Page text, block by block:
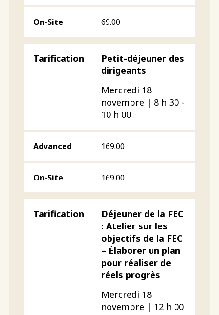
69.00
Petit-déjeuner des
dirigeants
Mercredi 18
novembre | 8 h 30 -
10 h 00
169.00
169.00
Déjeuner de la FEC
: Atelier sur les
objectifs de la FEC
– Élaborer un plan
pour réaliser de
réels progrès
Mercredi 18
novembre | 12 h 00